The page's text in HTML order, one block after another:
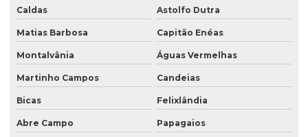
Caldas Astolfo Dutra
Matias Barbosa Capitão Enéas
Montalvânia Águas Vermelhas
Martinho Campos Candeias
Bicas Felixlândia
Abre Campo Papagaios